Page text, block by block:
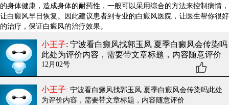
的身体健康，造成身体的耐药性，一般可以采用综合的方法来控制病情，
让白癜风早日恢复。因此建议患者到专业的白癜风医院，让医生帮你很好
的治疗，保证白癜风的治疗效果。
小王子: 宁波看白癜风找郭玉凤 夏季白癜风会传染吗
此处为评价内容，需要带文章标题，内容随意评价
12月02号
小王子: 宁波看白癜风找郭玉凤 夏季白癜风会传染吗此处
为评价内容，需要带文章标题，内容随意评价